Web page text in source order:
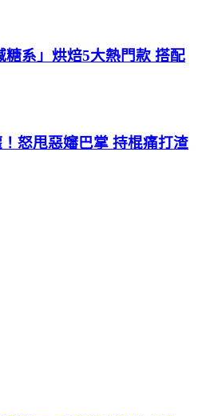
系」烘焙5大熱門款 搭配
！怒甩惡嬸巴掌 持棍痛打渣